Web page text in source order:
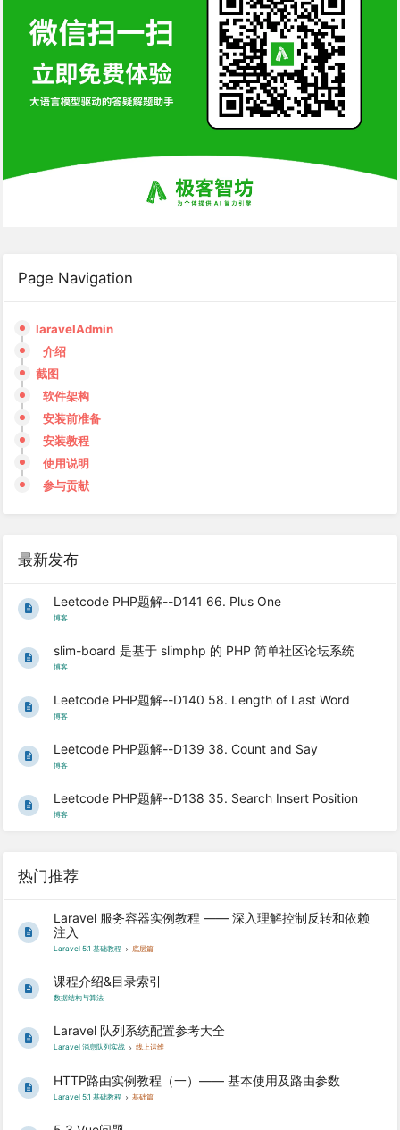
Page Navigation
laravelAdmin
介绍
截图
软件架构
安装前准备
安装教程
使用说明
参与贡献
最新发布
Leetcode PHP题解--D141 66. Plus One
博客
slim-board 是基于 slimphp 的 PHP 简单社区论坛系统
博客
Leetcode PHP题解--D140 58. Length of Last Word
博客
Leetcode PHP题解--D139 38. Count and Say
博客
Leetcode PHP题解--D138 35. Search Insert Position
博客
热门推荐
Laravel 服务容器实例教程 —— 深入理解控制反转和依赖
注入
Laravel 5.1 基础教程 底层篇
课程介绍&目录索引
数据结构与算法
Laravel 队列系统配置参考大全
Laravel 消息队列实战 线上运维
HTTP路由实例教程（一）—— 基本使用及路由参数
Laravel 5.1 基础教程 基础篇